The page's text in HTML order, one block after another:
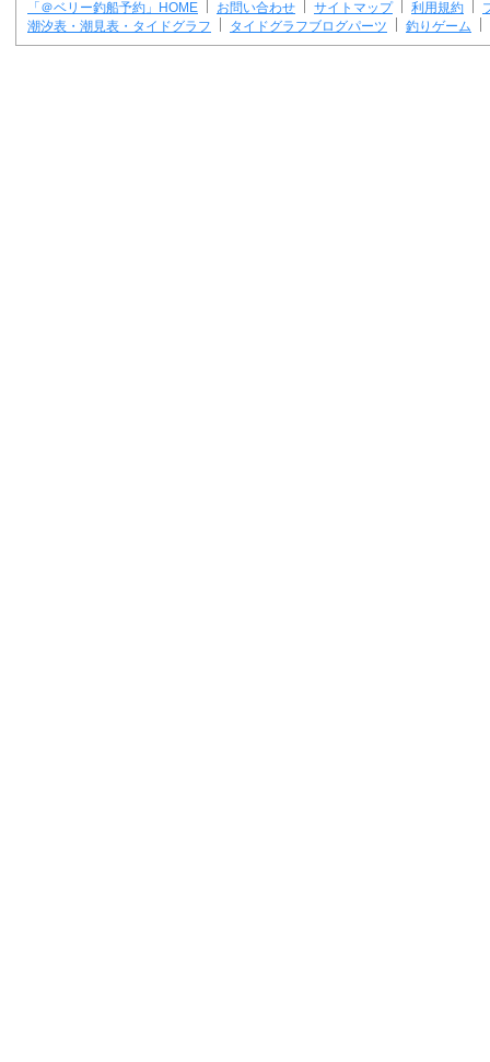
「＠ベリー釣船予約」HOME お問い合わせ サイトマップ 利用規約
潮汐表・潮見表・タイドグラフ
タイドグラフブログパーツ 釣りゲーム